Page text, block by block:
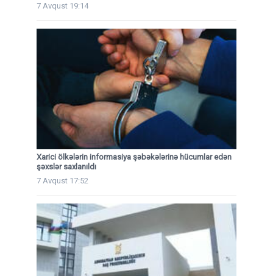
7 Avqust 19:14
Xarici ölkələrin informasiya şəbəkələrinə hücumlar edən
şəxslər saxlanıldı
7 Avqust 17:52